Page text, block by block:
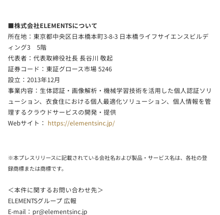
■株式会社ELEMENTSについて
所在地：東京都中央区日本橋本町3-8-3 日本橋ライフサイエンスビルデ
ィング3 5階
代表者：代表取締役社長 長谷川 敬起
証券コード：東証グロース市場 5246
設立：2013年12月
事業内容：生体認証・画像解析・機械学習技術を活用した個人認証ソリ
ューション、衣食住における個人最適化ソリューション、個人情報を管
理するクラウドサービスの開発・提供
Webサイト： https://elementsinc.jp/
※本プレスリリースに記載されている会社名および製品・サービス名は、各社の登
録商標または商標です。
＜本件に関するお問い合わせ先＞
ELEMENTSグループ 広報
E-mail： pr@elementsinc.jp